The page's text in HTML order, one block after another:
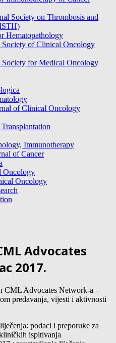
Society on Thrombosis and
Hematopathology
Society of Clinical Oncology
Society for Medical Oncology
of Clinical Oncology
Immunotherapy
of Cancer
Oncology
Oncology
Advocates
2017.
CML Advocates Network-a –
predavanja, vijesti i aktivnosti
podaci i preporuke za
ispitivanja